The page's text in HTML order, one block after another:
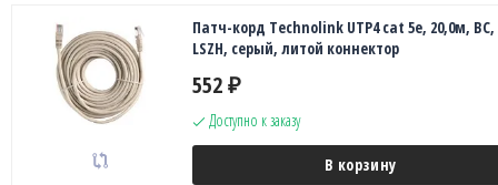
Патч-корд Technolink UTP4 cat 5e, 20,0м, ВС,
LSZH, серый, литой коннектор
552 ₽
Доступно к заказу
В корзину